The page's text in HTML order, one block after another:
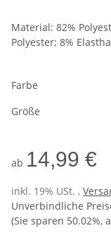
Material: 82%
Polyester; 8%
Farbe
Größe
ab 14,99 €
inkl. 19% USt. ,
Unverbindliche
(Sie sparen 50.02%,